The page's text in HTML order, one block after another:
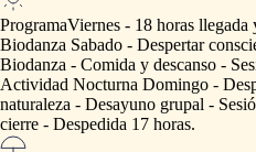
ProgramaViernes - 18 horas llegada
Biodanza Sabado - Despertar
Biodanza - Comida y descanso -
Actividad Nocturna Domingo -
naturaleza - Desayuno grupal -
cierre - Despedida 17 horas.